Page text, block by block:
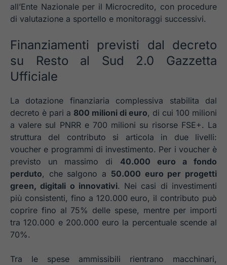
all’Ente Nazionale per il Microcredito, con procedure
di valutazione a sportello e monitoraggi successivi.
Finanziamenti previsti dal decreto
su Resto al Sud 2.0 Gazzetta
Ufficiale
La dotazione finanziaria complessiva stabilita dal
decreto è pari a 800 milioni di euro, di cui 100 milioni
a valere sul PNRR e 700 milioni su risorse FSE+. La
struttura del contributo si articola in due livelli:
voucher e programmi di investimento. Per i voucher è
previsto un massimo di 40.000 euro a fondo
perduto, che salgono a 50.000 euro per progetti
green, digitali o innovativi. Nei casi di investimenti
più consistenti, fino a 120.000 euro, il contributo può
coprire fino al 75% delle spese, mentre per importi
tra 120.000 e 200.000 euro la percentuale scende al
70%.
Tra le spese ammissibili rientrano macchinari,